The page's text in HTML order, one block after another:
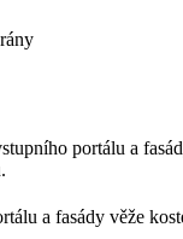
portálu a